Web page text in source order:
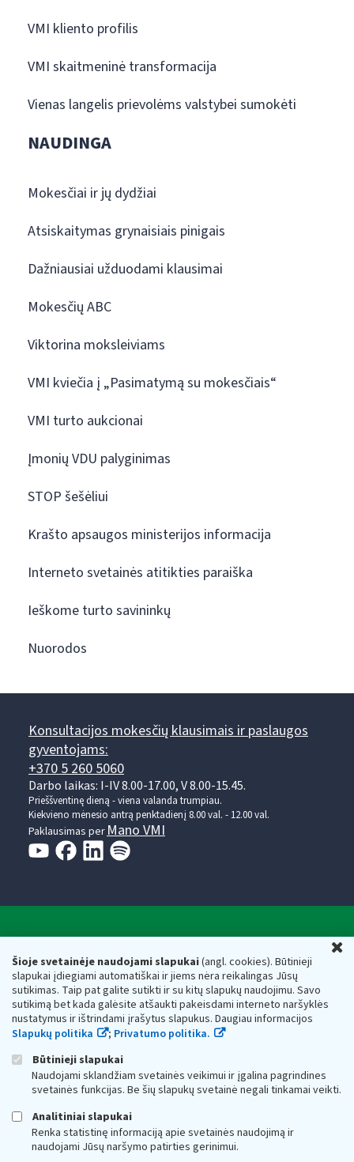
Šioje svetainėje naudojami slapukai(angl. cookies). Būtinieji
slapukai įdiegiami automatiškai ir jiems nėra reikalingas Jūsų
sutikimas. Taip pat galite sutikti ir su kitų slapukų naudojimu. Savo
sutikimą bet kada galėsite atšaukti pakeisdami interneto naršyklės
nustatymus ir ištrindami įrašytus slapukus. Daugiau informacijos
Slapukų politika
; Privatumo politika.
Būtinieji slapukai
Naudojami sklandžiam svetainės veikimui ir įgalina pagrindines
svetainės funkcijas. Be šių slapukų svetainė negali tinkamai veikti.
Analitiniai slapukai
Renka statistinę informaciją apie svetainės naudojimą ir
naudojami Jūsų naršymo patirties gerinimui.
VMI kliento profilis
VMI skaitmeninė transformacija
Vienas langelis prievolėms valstybei sumokėti
NAUDINGA
Mokesčiai ir jų dydžiai
Atsiskaitymas grynaisiais pinigais
Dažniausiai užduodami klausimai
Mokesčių ABC
Viktorina moksleiviams
VMI kviečia į „Pasimatymą su mokesčiais“
VMI turto aukcionai
Įmonių VDU palyginimas
STOP šešėliui
Krašto apsaugos ministerijos informacija
Interneto svetainės atitikties paraiška
Ieškome turto savininkų
Nuorodos
Konsultacijos mokesčių klausimais ir paslaugos
gyventojams:
+370 5 260 5060
Darbo laikas: I-IV 8.00-17.00, V 8.00-15.45.
Prieššventinę dieną - viena valanda trumpiau.
Kiekvieno mėnesio antrą penktadienį 8.00 val. - 12.00 val.
Paklausimas per Mano VMI
Respublikos finansų ministerijos
Biudžetinė įstaiga. Juridinio asmens kodas — 188659752,
adresas: Vasario 16-osios g. 14, 01107 Vilnius, Lietuva, el.paštas:
vmi@vmi.lt, E. pristatymo dėžutės adresas 188659752
Duomenys apie Valstybinę mokesčių inspekciją prie Lietuvos
Respublikos finansų ministerijos kaupiami ir saugomi Juridinių